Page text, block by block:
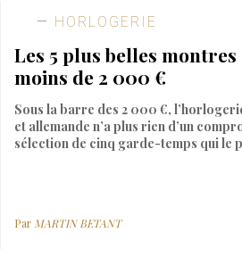
HORLOGERIE
Les 5 plus belles montres
moins de 2 000 €
Sous la barre des 2 000 €,
et allemande n’a plus rien d’un
sélection de cinq garde-temps qui le
Par MARTIN BETANT